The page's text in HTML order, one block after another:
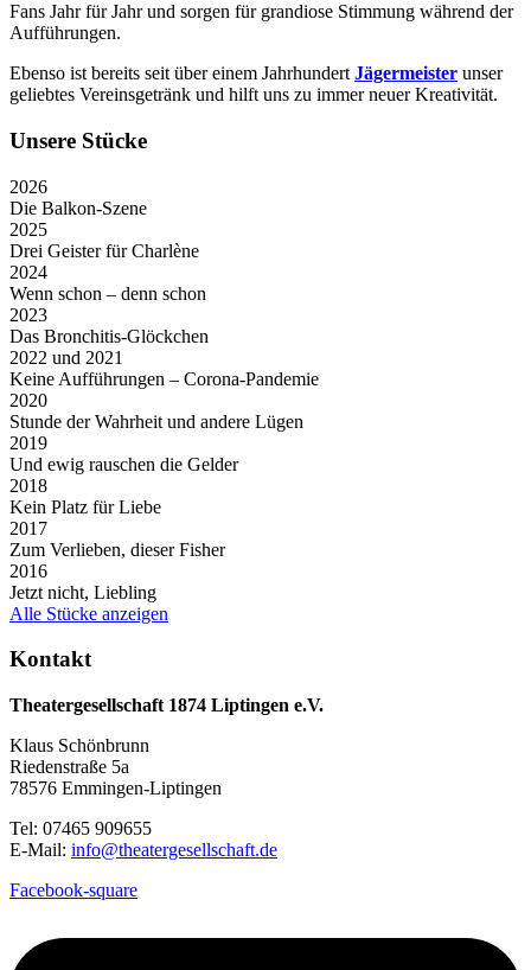
Fans Jahr für Jahr und sorgen für grandiose Stimmung während der
Aufführungen.
Ebenso ist bereits seit über einem Jahrhundert Jägermeister unser
geliebtes Vereinsgetränk und hilft uns zu immer neuer Kreativität.
Unsere Stücke
2026
Die Balkon-Szene
2025
Drei Geister für Charlène
2024
Wenn schon – denn schon
2023
Das Bronchitis-Glöckchen
2022 und 2021
Keine Aufführungen – Corona-Pandemie
2020
Stunde der Wahrheit und andere Lügen
2019
Und ewig rauschen die Gelder
2018
Kein Platz für Liebe
2017
Zum Verlieben, dieser Fisher
2016
Jetzt nicht, Liebling
Alle Stücke anzeigen
Kontakt
Theatergesellschaft 1874 Liptingen e.V.
Klaus Schönbrunn
Riedenstraße 5a
78576 Emmingen-Liptingen
Tel: 07465 909655
E-Mail: info@theatergesellschaft.de
Facebook-square